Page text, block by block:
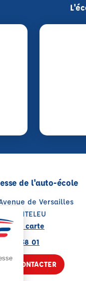
de l'auto-école
de Versailles
CANTELEU
sur la carte
08 38 01
CONTACTER